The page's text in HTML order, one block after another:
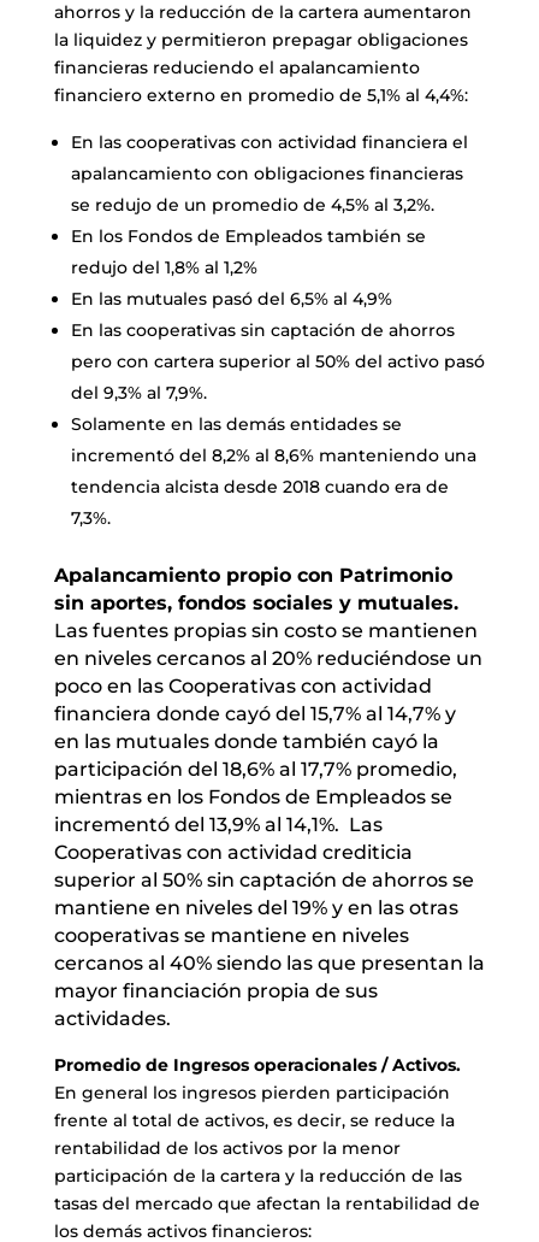
ahorros y la reducción de la cartera aumentaron
la liquidez y permitieron prepagar obligaciones
financieras reduciendo el apalancamiento
financiero externo en promedio de 5,1% al 4,4%:
En las cooperativas con actividad financiera el
apalancamiento con obligaciones financieras
se redujo de un promedio de 4,5% al 3,2%.
En los Fondos de Empleados también se
redujo del 1,8% al 1,2%
En las mutuales pasó del 6,5% al 4,9%
En las cooperativas sin captación de ahorros
pero con cartera superior al 50% del activo pasó
del 9,3% al 7,9%.
Solamente en las demás entidades se
incrementó del 8,2% al 8,6% manteniendo una
tendencia alcista desde 2018 cuando era de
7,3%.
Apalancamiento propio con Patrimonio
sin aportes, fondos sociales y mutuales.
Las fuentes propias sin costo se mantienen
en niveles cercanos al 20% reduciéndose un
poco en las Cooperativas con actividad
financiera donde cayó del 15,7% al 14,7% y
en las mutuales donde también cayó la
participación del 18,6% al 17,7% promedio,
mientras en los Fondos de Empleados se
incrementó del 13,9% al 14,1%. Las
Cooperativas con actividad crediticia
superior al 50% sin captación de ahorros se
mantiene en niveles del 19% y en las otras
cooperativas se mantiene en niveles
cercanos al 40% siendo las que presentan la
mayor financiación propia de sus
actividades.
Promedio de Ingresos operacionales / Activos.
En general los ingresos pierden participación
frente al total de activos, es decir, se reduce la
rentabilidad de los activos por la menor
participación de la cartera y la reducción de las
tasas del mercado que afectan la rentabilidad de
los demás activos financieros: